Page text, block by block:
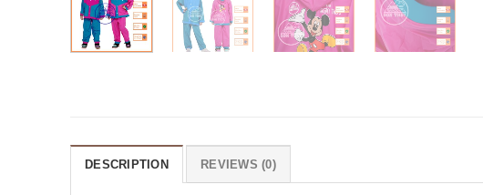
DESCRIPTION REVIEWS (0)